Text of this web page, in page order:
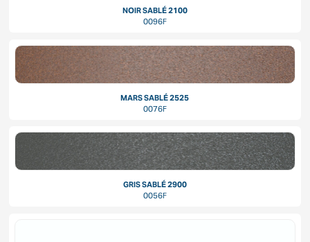
NOIR SABLÉ 2100
0096F
MARS SABLÉ 2525
0076F
GRIS SABLÉ 2900
0056F